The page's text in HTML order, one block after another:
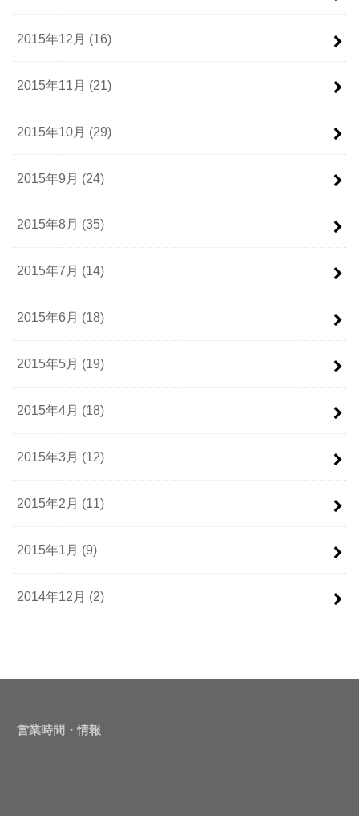
2015年12月 (16)
2015年11月 (21)
2015年10月 (29)
2015年9月 (24)
2015年8月 (35)
2015年7月 (14)
2015年6月 (18)
2015年5月 (19)
2015年4月 (18)
2015年3月 (12)
2015年2月 (11)
2015年1月 (9)
2014年12月 (2)
営業時間・情報